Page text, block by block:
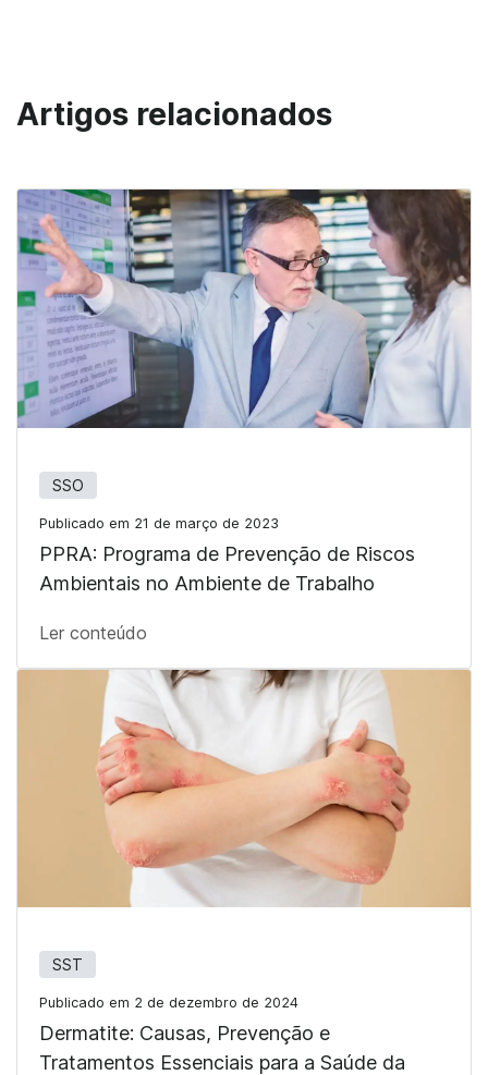
Artigos relacionados
SSO
Publicado em 21 de março de 2023
PPRA: Programa de Prevenção de Riscos
Ambientais no Ambiente de Trabalho
Ler conteúdo
SST
Publicado em 2 de dezembro de 2024
Dermatite: Causas, Prevenção e
Tratamentos Essenciais para a Saúde da